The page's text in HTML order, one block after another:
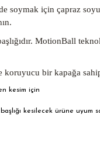
için çapraz
MotionBall
koruyucu bir kapağa
kesim için
kesilecek ürüne uyum